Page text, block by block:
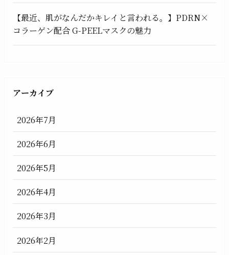
【最近、肌がなんだかキレイと言われる。】PDRN×
コラーゲン配合 G-PEELマスクの魅力
アーカイブ
2026年7月
2026年6月
2026年5月
2026年4月
2026年3月
2026年2月